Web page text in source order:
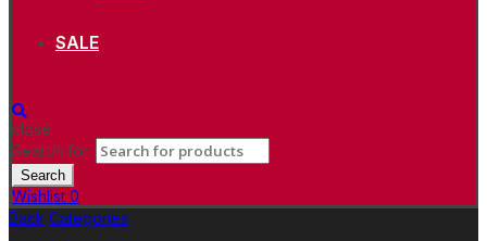
SALE
close
Search for:
Search
Wishlist 0
Back Categories